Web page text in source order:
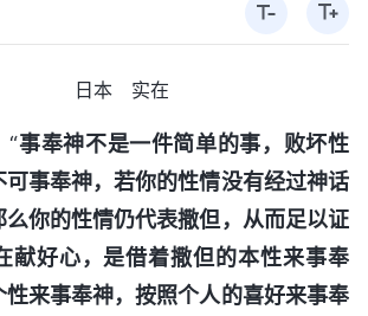
日本 实在
“事奉神不是一件简单的事，败坏性
事奉神，若你的性情没有经过神话
你的性情仍代表撒但，从而足以证
献好心，是借着撒但的本性来事奉
来事奉神，按照个人的喜好来事奉